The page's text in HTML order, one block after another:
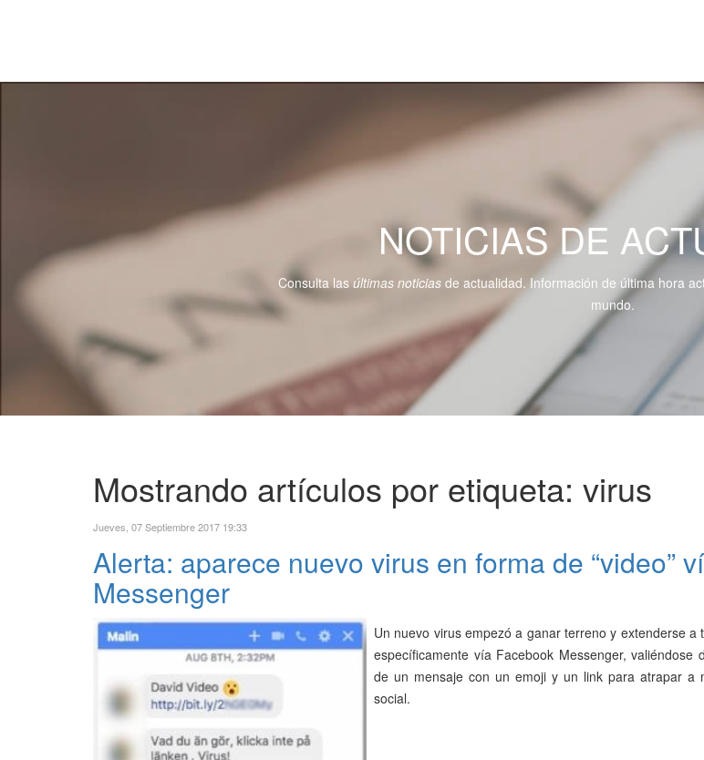
NOTICIAS DE
Consulta las últimas noticias de actualidad. Información de última hora
mundo.
Mostrando artículos por etiqueta: virus
Jueves, 07 Septiembre 2017 19:33
Alerta: aparece nuevo virus en forma de “video”
Messenger
Un nuevo virus empezó a ganar terreno y extenderse a
específicamente vía Facebook Messenger, valiéndose
de un mensaje con un emoji y un link para atrapar a
social.